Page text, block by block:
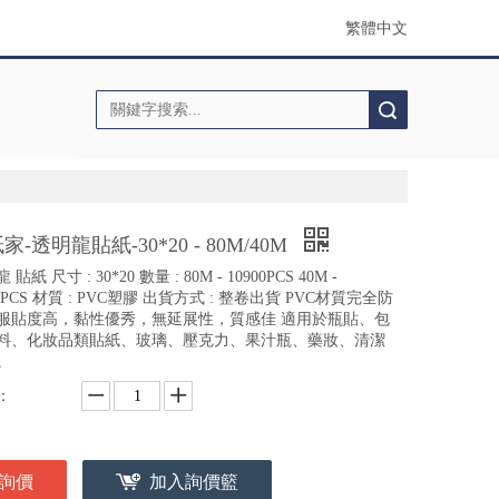
繁體中文
家-透明龍貼紙-30*20 - 80M/40M
貼紙 尺寸 : 30*20 數量 : 80M - 10900PCS 40M -
材質 : PVC塑膠 出貨方式 : 整卷出貨 PVC材質完全防
貼度高，黏性優秀，無延展性，質感佳 適用於瓶貼、包
、化妝品類貼紙、玻璃、壓克力、果汁瓶、藥妝、清潔
價 加入詢價籃